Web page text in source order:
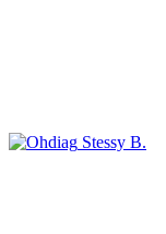
Stessy B.